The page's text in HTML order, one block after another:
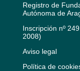
Registro de
Autónoma de
Inscripción nº
2008)
Aviso legal
Política de